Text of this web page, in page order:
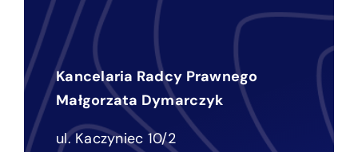
Kancelaria Radcy Prawnego
Małgorzata Dymarczyk
ul. Kaczyniec 10/2